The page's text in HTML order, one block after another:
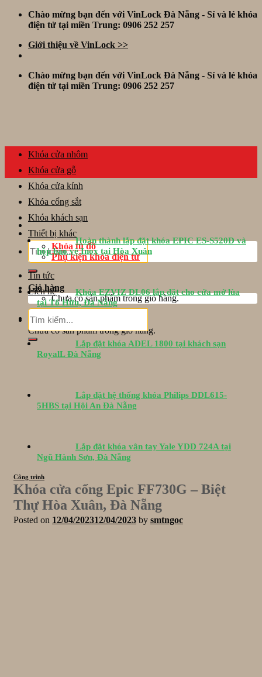
Skip
Chào mừng bạn đến với VinLock Đà Nẵng - Sỉ và lẻ khóa
điện tử tại miền Trung: 0906 252 257
Giới thiệu về VinLock >>
Chào mừng bạn đến với VinLock Đà Nẵng - Sỉ và lẻ khóa
điện tử tại miền Trung: 0906 252 257
Tìm
kiếm:
Giỏ hàng
Chưa có sản phẩm trong giỏ hàng.
Giỏ hàng
Chưa có sản phẩm trong giỏ hàng.
Khóa cửa nhôm
Khóa cửa gỗ
Khóa cửa kính
Khóa cổng sắt
Khóa khách sạn
Thiết bị khác
Khóa tủ đồ
Phụ kiện khóa điện tử
Tin tức
Liên hệ
Tìm
kiếm:
Hoàn thành lắp đặt khóa EPIC ES-S520D và
hộp bảo vệ Inox tại Hòa Xuân
Khóa EZVIZ DL06 lắp đặt cho cửa mở lùa
tại Tố Hữu, Đà Nẵng
Lắp đặt khóa ADEL 1800 tại khách sạn
RoyalL Đà Nẵng
Lắp đặt hệ thống khóa Philips DDL615-
5HBS tại Hội An Đà Nẵng
Lắp đặt khóa vân tay Yale YDD 724A tại
Ngũ Hành Sơn, Đà Nẵng
Công trình
Khóa cửa cổng Epic FF730G – Biệt
Thự Hòa Xuân, Đà Nẵng
Posted on 12/04/202312/04/2023 by smtngoc